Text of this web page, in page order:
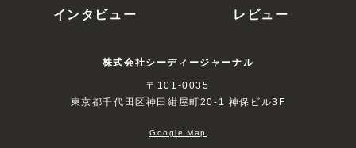
インタビュー
レビュー
株式会社シーディージャーナル
〒101-0035
東京都千代田区神田紺屋町20-1 神保ビル3F
Google Map